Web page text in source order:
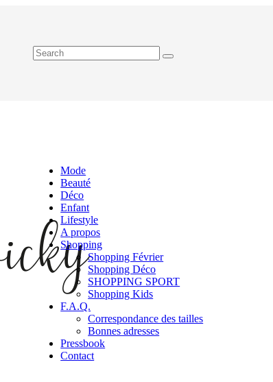
Mode
Beauté
Déco
Enfant
Lifestyle
A propos
Shopping
Shopping Février
Shopping Déco
SHOPPING SPORT
Shopping Kids
F.A.Q.
Correspondance des tailles
Bonnes adresses
Pressbook
Contact